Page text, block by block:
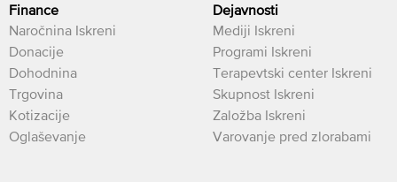
Finance
Naročnina Iskreni
Donacije
Dohodnina
Trgovina
Kotizacije
Oglaševanje
Dejavnosti
Mediji Iskreni
Programi Iskreni
Terapevtski center Iskreni
Skupnost Iskreni
Založba Iskreni
Varovanje pred zlorabami